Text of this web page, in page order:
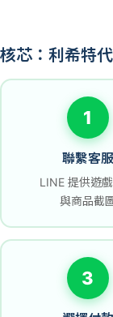
核芯：利希特
1
聯繫客服
LINE 提供遊
與商品截
3